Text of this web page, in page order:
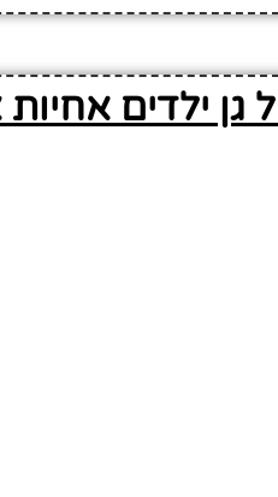
גן ילדים